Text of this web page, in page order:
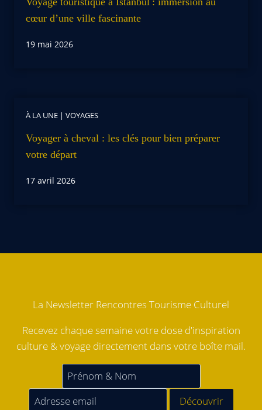
cœur d’une ville fascinante
19 mai 2026
À LA UNE | VOYAGES
Voyager à cheval : les clés pour bien préparer
votre départ
17 avril 2026
La Newsletter Rencontres Tourisme Culturel
Recevez chaque semaine votre dose d'inspiration
culture & voyage directement dans votre boîte mail.